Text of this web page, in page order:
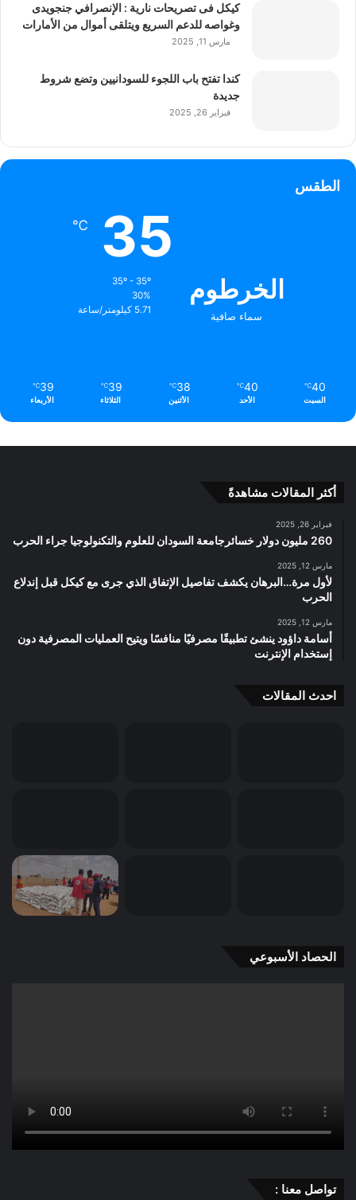
كيكل فى تصريحات نارية : الإنصرافي جنجويدى
وغواصه للدعم السريع ويتلقى أموال من الأمارات
مارس 11, 2025
كندا تفتح باب اللجوء للسودانيين وتضع شروط
جديدة
فبراير 26, 2025
الطقس
الخرطوم
سماء صافية
35
℃
35º - 35º
30%
5.71 كيلومتر/ساعة
40
℃
السبت
40
℃
الأحد
38
℃
الأثنين
39
℃
الثلاثاء
39
℃
الأربعاء
أكثر المقالات مشاهدةً
فبراير 26, 2025
260 مليون دولار خسائرجامعة السودان للعلوم والتكنولوجيا جراء الحرب
مارس 12, 2025
لأول مرة…البرهان يكشف تفاصيل الإتفاق الذي جرى مع كيكل قبل إندلاع
الحرب
مارس 12, 2025
أسامة داؤود ينشئ تطبيقًا مصرفيًا منافسًا ويتيح العمليات المصرفية دون
إستخدام الإنترنت
احدث المقالات
الحصاد الأسبوعي
تواصل معنا :